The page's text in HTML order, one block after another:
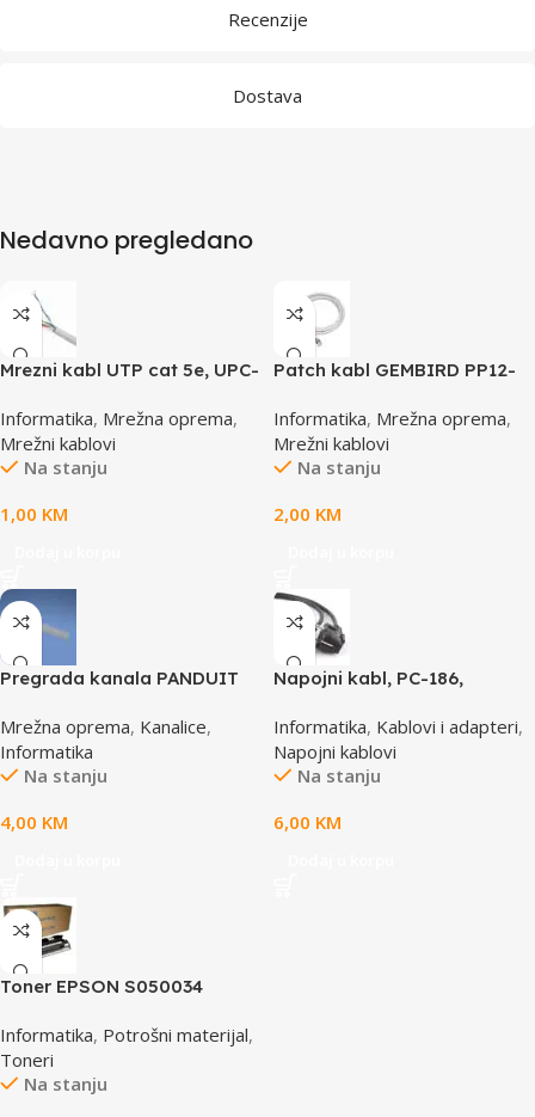
Recenzije
Dostava
Nedavno pregledano
Mrezni kabl UTP cat 5e, UPC-
Informatika, Mrežna oprema,
Mrežni kablovi
Na stanju
1,00 KM
Patch kabl GEMBIRD PP12-
Informatika, Mrežna oprema,
Mrežni kablovi
Na stanju
2,00 KM
Pregrada kanala PANDUIT
Mrežna oprema, Kanalice,
Informatika
Na stanju
4,00 KM
Napojni kabl, PC-186,
Informatika, Kablovi i adapteri,
Napojni kablovi
Na stanju
6,00 KM
Toner EPSON S050034
Informatika, Potrošni materijal,
Toneri
Na stanju